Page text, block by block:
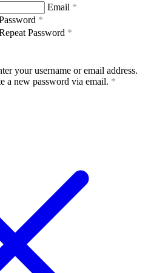
Email *
*
Password *
your username or email address.
a new password via email. *